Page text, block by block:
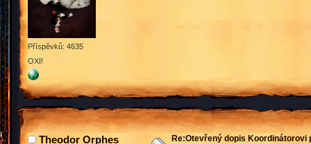
Příspěvků: 4635
OXI!
Theodor Orphes Re:Otevřený dopis Koordinátorovi